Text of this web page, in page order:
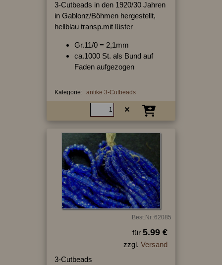
3-Cutbeads in den 1920/30 Jahren
in Gablonz/Böhmen hergestellt,
hellblau transp.mit lüster
Gr.11/0 = 2,1mm
ca.1000 St. als Bund auf
Faden aufgezogen
Kategorie: antike 3-Cutbeads
Best.Nr.:62085
für 5.99 €
zzgl. Versand
3-Cutbeads